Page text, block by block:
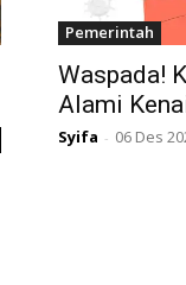
Pemerintah
Waspada!
Alami
Syifa - 06 Des